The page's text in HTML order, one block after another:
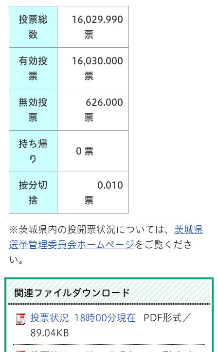
投票総
数
16,029.990
票
有効投
票
16,030.000
票
無効投
票
626.000
票
持ち帰
り
0 票
按分切
捨
0.010
票
※茨城県内の投開票状況については、 茨城県
選挙管理委員会ホームページをご覧くださ
い。
関連ファイルダウンロード
投票状況_18時00分現在
PDF形式／
89.04KB